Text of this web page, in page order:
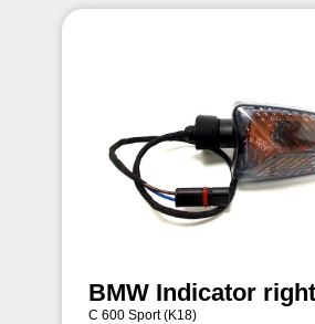
BMW Indicator
C 600 Sport (K18)